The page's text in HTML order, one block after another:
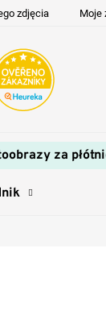
zdjęcia Moje
za